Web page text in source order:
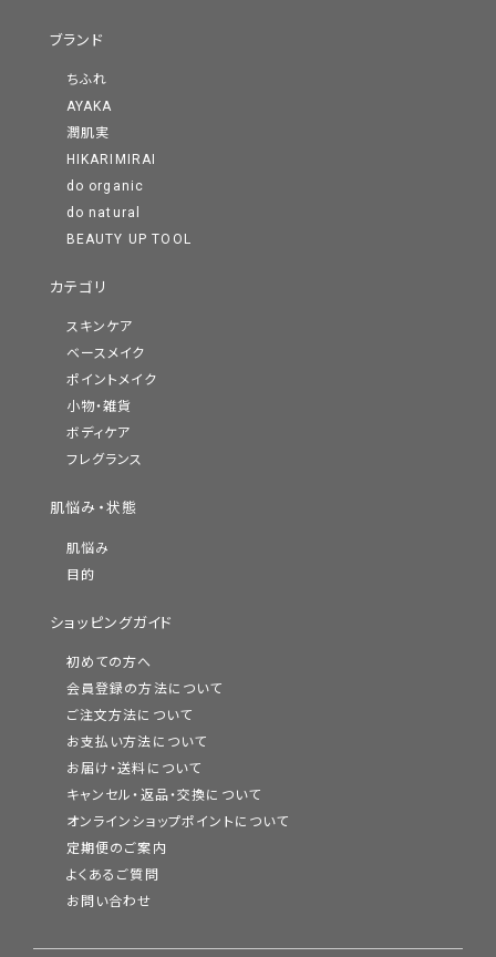
ブランド
ちふれ
AYAKA
潤肌実
HIKARIMIRAI
do organic
do natural
BEAUTY UP TOOL
カテゴリ
スキンケア
ベースメイク
ポイントメイク
小物・雑貨
ボディケア
フレグランス
肌悩み・状態
肌悩み
目的
ショッピングガイド
初めての方へ
会員登録の方法について
ご注文方法について
お支払い方法について
お届け・送料について
キャンセル・返品・交換について
オンラインショップポイントについて
定期便のご案内
よくあるご質問
お問い合わせ